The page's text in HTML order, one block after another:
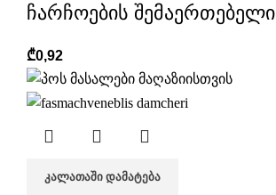
ჩარჩოების შემაერთებელი
₾0,92
ᲙᲐᲚᲐᲗᲐᲨᲘ ᲓᲐᲛᲐᲢᲔᲑᲐ